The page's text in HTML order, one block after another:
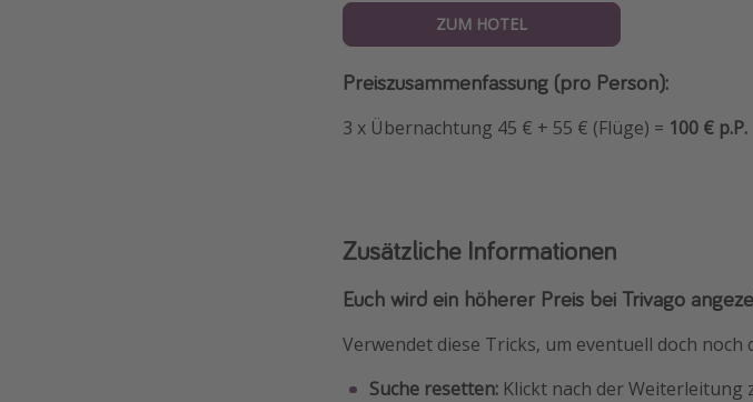
ZUM HOTEL
Preiszusammenfassung (pro Person):
3 x Übernachtung 45 € + 55 € (Flüge) = 100 € p.P.
Zusätzliche Informationen
Euch wird ein höherer Preis bei Trivago
Verwendet diese Tricks, um eventuell doch noch
Suche resetten: Klickt nach der